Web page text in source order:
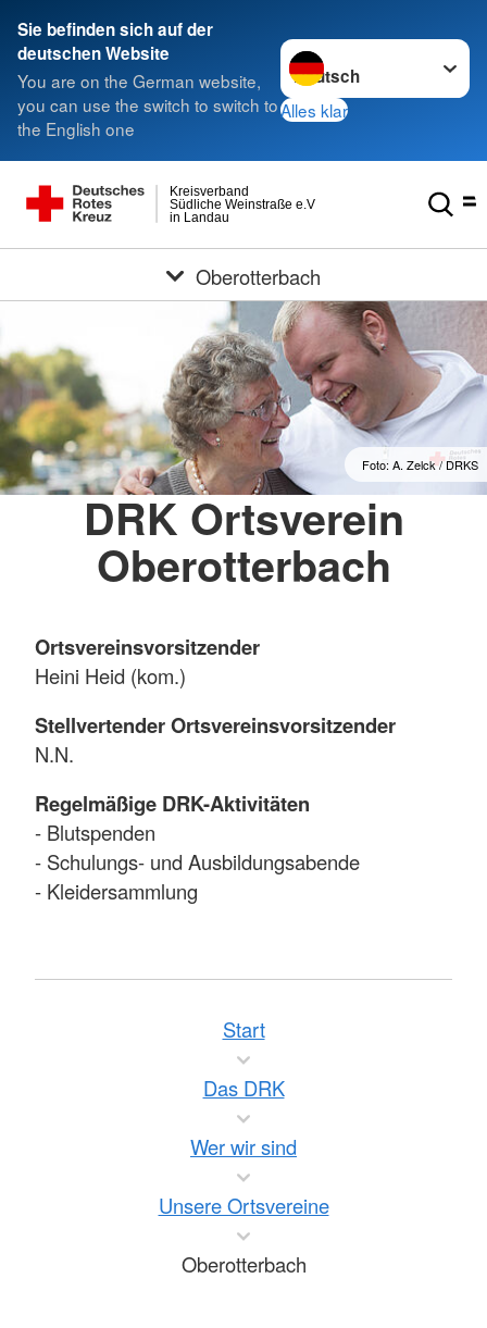
Sie befinden sich auf der
deutschen Website
You are on the German website,
you can use the switch to switch to
the English one
Sprache wechseln zu
Alles klar
in Landau
Südliche Weinstraße e.V
Kreisverband
Oberotterbach
Foto: A. Zelck / DRKS
DRK Ortsverein
Oberotterbach
Ortsvereinsvorsitzender
Heini Heid (kom.)
Stellvertender Ortsvereinsvorsitzender
N.N.
Regelmäßige DRK-Aktivitäten
- Blutspenden
- Schulungs- und Ausbildungsabende
- Kleidersammlung
Start
Das DRK
Wer wir sind
Unsere Ortsvereine
Oberotterbach